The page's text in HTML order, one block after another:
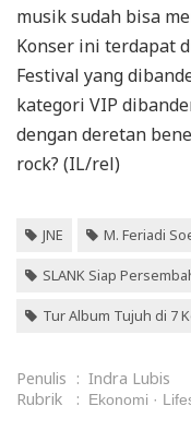
musik sudah bisa
Konser ini terdapat
Festival yang
kategori VIP
dengan deretan
rock? (IL/rel)
JNE M. Feriadi
SLANK Siap
Tur Album Tujuh di 7
Penulis : Indra Lubis
Rubrik
: Ekonomi